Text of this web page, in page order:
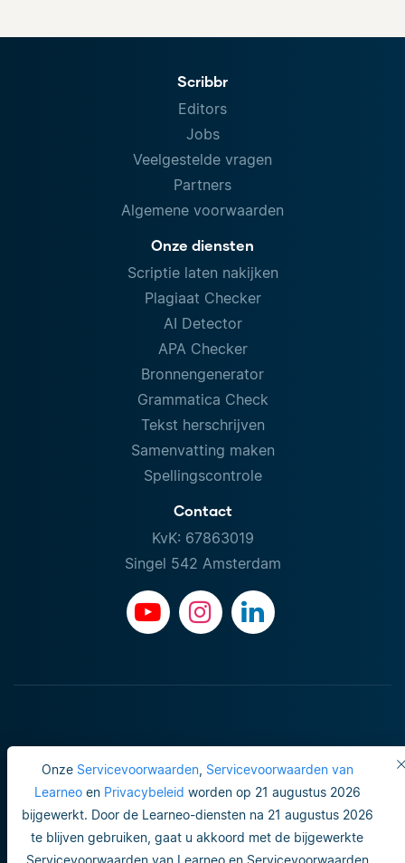
Onze Servicevoorwaarden, Servicevoorwaarden van
Learneoen Privacybeleid worden op 21 augustus 2026
bijgewerkt. Door de Learneo-diensten na 21 augustus 2026
te blijven gebruiken, gaat u akkoord met de bijgewerkte
Servicevoorwaarden van Learneo en Servicevoorwaarden
Scribbr
Editors
Jobs
Veelgestelde vragen
Partners
Algemene voorwaarden
Onze diensten
Scriptie laten nakijken
Plagiaat Checker
AI Detector
APA Checker
Bronnengenerator
Grammatica Check
Tekst herschrijven
Samenvatting maken
Spellingscontrole
Contact
KvK: 67863019
Singel 542 Amsterdam
Gebruiksvoorwaarden